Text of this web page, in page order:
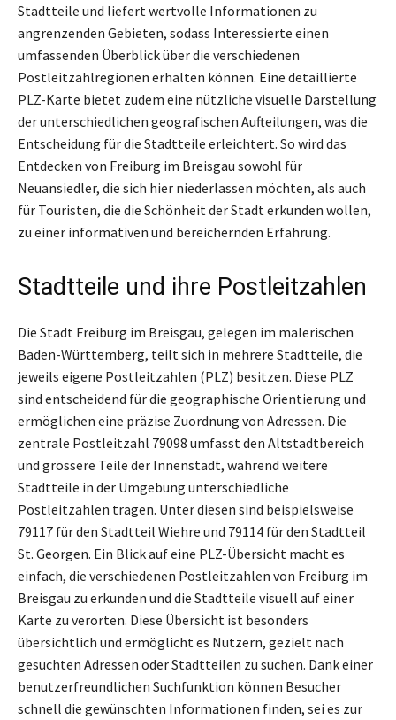
Stadtteile und liefert wertvolle Informationen zu
angrenzenden Gebieten, sodass Interessierte einen
umfassenden Überblick über die verschiedenen
Postleitzahlregionen erhalten können. Eine detaillierte
PLZ-Karte bietet zudem eine nützliche visuelle Darstellung
der unterschiedlichen geografischen Aufteilungen, was die
Entscheidung für die Stadtteile erleichtert. So wird das
Entdecken von Freiburg im Breisgau sowohl für
Neuansiedler, die sich hier niederlassen möchten, als auch
für Touristen, die die Schönheit der Stadt erkunden wollen,
zu einer informativen und bereichernden Erfahrung.
Stadtteile und ihre Postleitzahlen
Die Stadt Freiburg im Breisgau, gelegen im malerischen
Baden-Württemberg, teilt sich in mehrere Stadtteile, die
jeweils eigene Postleitzahlen (PLZ) besitzen. Diese PLZ
sind entscheidend für die geographische Orientierung und
ermöglichen eine präzise Zuordnung von Adressen. Die
zentrale Postleitzahl 79098 umfasst den Altstadtbereich
und grössere Teile der Innenstadt, während weitere
Stadtteile in der Umgebung unterschiedliche
Postleitzahlen tragen. Unter diesen sind beispielsweise
79117 für den Stadtteil Wiehre und 79114 für den Stadtteil
St. Georgen. Ein Blick auf eine PLZ-Übersicht macht es
einfach, die verschiedenen Postleitzahlen von Freiburg im
Breisgau zu erkunden und die Stadtteile visuell auf einer
Karte zu verorten. Diese Übersicht ist besonders
übersichtlich und ermöglicht es Nutzern, gezielt nach
gesuchten Adressen oder Stadtteilen zu suchen. Dank einer
benutzerfreundlichen Suchfunktion können Besucher
schnell die gewünschten Informationen finden, sei es zur